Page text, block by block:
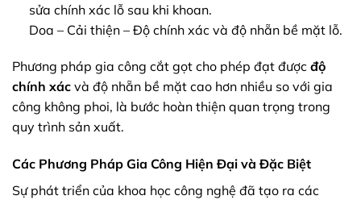
sửa chính xác lỗ sau khi khoan.
Doa – Cải thiện – Độ chính xác và độ nhẵn bề mặt lỗ.
Phương pháp gia công cắt gọt cho phép đạt được độ
chính xác và độ nhẵn bề mặt cao hơn nhiều so với gia
công không phoi, là bước hoàn thiện quan trọng trong
quy trình sản xuất.
Các Phương Pháp Gia Công Hiện Đại và Đặc Biệt
Sự phát triển của khoa học công nghệ đã tạo ra các